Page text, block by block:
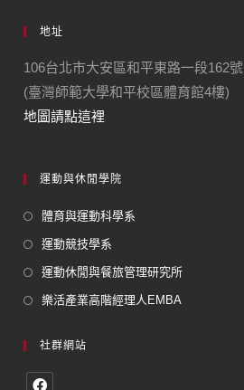
地址
106台北市大安區和平東路一段162號
(臺灣師範大學和平校區體育館4樓)
地圖請點這裡
運動與休閒學院
體育與運動科學系
運動競技學系
運動休閒與餐旅管理研究所
樂活產業高階經理人EMBA
社群網站